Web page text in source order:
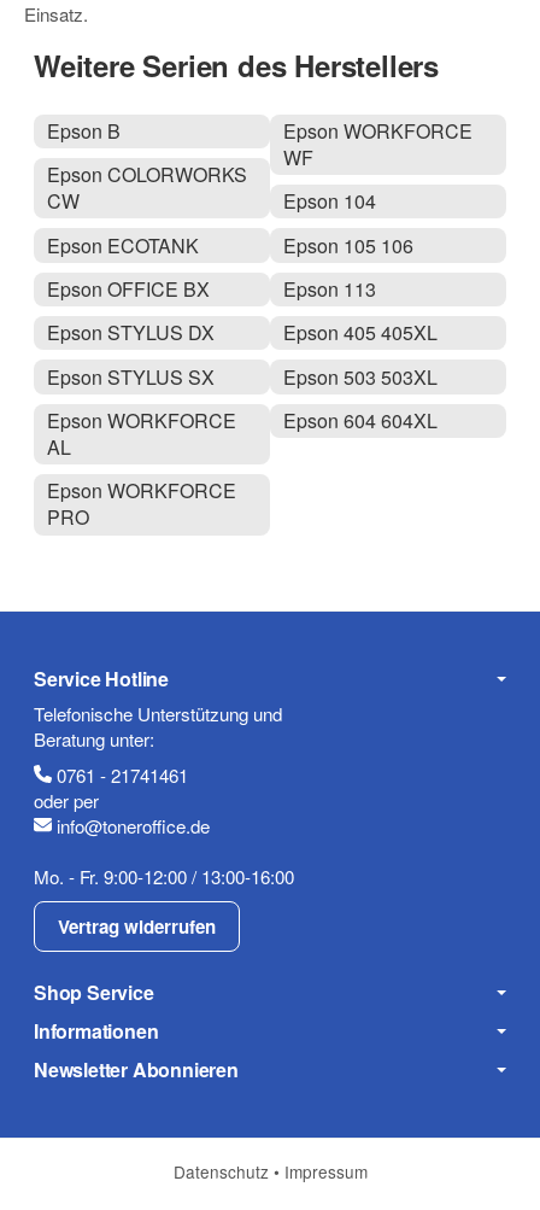
Einsatz.
Weitere Serien des Herstellers
Epson B
Epson COLORWORKS
CW
Epson ECOTANK
Epson OFFICE BX
Epson STYLUS DX
Epson STYLUS SX
Epson WORKFORCE
AL
Epson WORKFORCE
PRO
Epson WORKFORCE
WF
Epson 104
Epson 105 106
Epson 113
Epson 405 405XL
Epson 503 503XL
Epson 604 604XL
Service Hotline
Telefonische Unterstützung und
Beratung unter:
0761 - 21741461
oder per
info@toneroffice.de
Mo. - Fr. 9:00-12:00 / 13:00-16:00
Vertrag widerrufen
Shop Service
Informationen
Newsletter Abonnieren
Datenschutz • Impressum